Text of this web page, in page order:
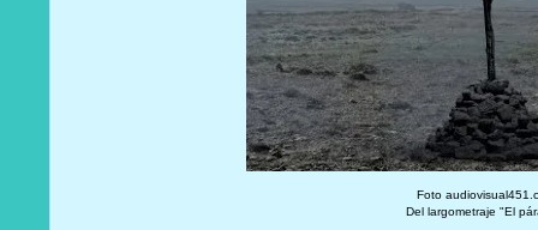
Foto
Del largometraje "El